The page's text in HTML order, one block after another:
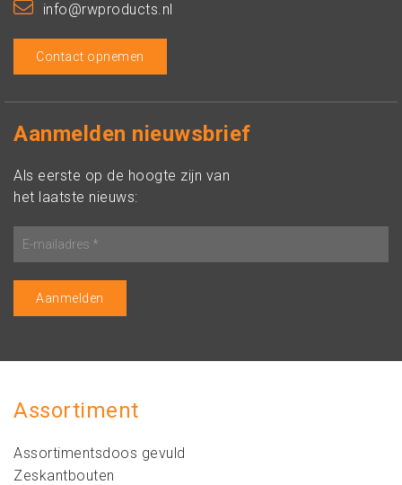
info@rwproducts.nl
Contact opnemen
Aanmelden nieuwsbrief
Als eerste op de hoogte zijn van
het laatste nieuws:
Assortiment
Assortimentsdoos gevuld
Zeskantbouten